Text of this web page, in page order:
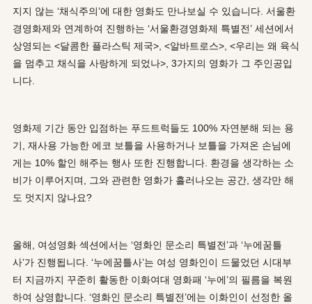
지지 않는 ‘채식주의’에 대한 영화도 만나보실 수 있습니다. 서울환
경영화제와 연계하여 진행하는 ‘서울환경영화제 특별전’ 세션에서
상영되는 <달콤한 플라스틱 제국>, <알바트로스>, <우리는 왜 육식
을 멈추고 채식을 사랑하게 되었나>, 3가지의 영화가 그 주인공입
니다.
영화제 기간 동안 입점하는 푸드트럭들도 100% 자연분해 되는 용
기, 재사용 가능한 에코 보틀을 사용하거나 보틀을 가져온 손님에
게는 10% 할인 해주는 행사 또한 진행합니다. 환경을 생각하는 소
비가 이루어지며, 그와 관련한 영화가 흘러나오는 공간, 생각만 해
도 멋지지 않나요?
올해, 여성영화 섹션에서는 ‘영화인 문소리 특별전’과 ‘누에꿈틀
사’가 진행됩니다. ‘누에꿈틀사’는 여성 영화인이 드물었던 시대부
터 지금까지 꾸준히 활동한 이화여대 영화패 ‘누에’의 필름을 복원
하여 상영합니다. ‘영화인 문소리 특별전’에는 이화인이 선정한 올